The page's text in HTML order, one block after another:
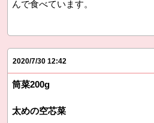
んで食べています。
2020/7/30 12:42
筒菜200g
太めの空芯菜